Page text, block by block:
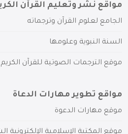
مواقع نشر وتعليم القرآن
الجامع لعلوم القرآن وترجماته
السنة النبوية وعلومها
موقع الترجمات الصوتية للقرآن الكريم
مواقع تطوير مهارات الدعاة
موقع مهارات الدعوة
موقع المكتبة الإسلامية الإلكترونية